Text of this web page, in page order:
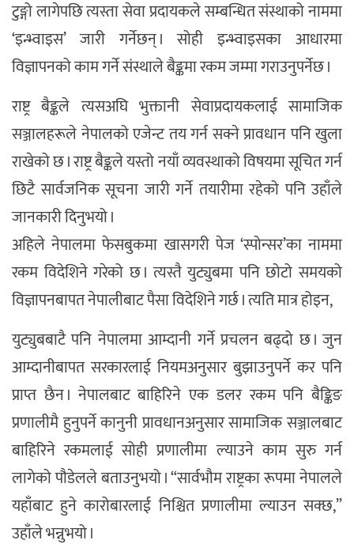
टुङ्गो लागेपछि त्यस्ता सेवा प्रदायकले सम्बन्धित संस्थाको नाममा
‘इन्भ्वाइस’ जारी गर्नेछन् । सोही इन्भ्वाइसका आधारमा
विज्ञापनको काम गर्ने संस्थाले बैङ्कमा रकम जम्मा गराउनुपर्नेछ ।
राष्ट्र बैङ्कले त्यसअघि भुक्तानी सेवाप्रदायकलाई सामाजिक
सञ्जालहरूले नेपालको एजेन्ट तय गर्न सक्ने प्रावधान पनि खुला
राखेको छ । राष्ट्र बैङ्कले यस्तो नयाँ व्यवस्थाको विषयमा सूचित गर्न
छिटै सार्वजनिक सूचना जारी गर्ने तयारीमा रहेको पनि उहाँले
जानकारी दिनुभयो ।
अहिले नेपालमा फेसबुकमा खासगरी पेज ‘स्पोन्सर’का नाममा
रकम विदेशिने गरेको छ । त्यस्तै युट्युबमा पनि छोटो समयको
विज्ञापनबापत नेपालीबाट पैसा विदेशिने गर्छ । त्यति मात्र होइन,
युट्युबबाटै पनि नेपालमा आम्दानी गर्ने प्रचलन बढ्दो छ । जुन
आम्दानीबापत सरकारलाई नियमअनुसार बुझाउनुपर्ने कर पनि
प्राप्त छैन । नेपालबाट बाहिरिने एक डलर रकम पनि बैङ्किङ
प्रणालीमै हुनुपर्ने कानुनी प्रावधानअनुसार सामाजिक सञ्जालबाट
बाहिरिने रकमलाई सोही प्रणालीमा ल्याउने काम सुरु गर्न
लागेको पौडेलले बताउनुभयो । “सार्वभौम राष्ट्रका रूपमा नेपालले
यहाँबाट हुने कारोबारलाई निश्चित प्रणालीमा ल्याउन सक्छ,”
उहाँले भन्नुभयो ।